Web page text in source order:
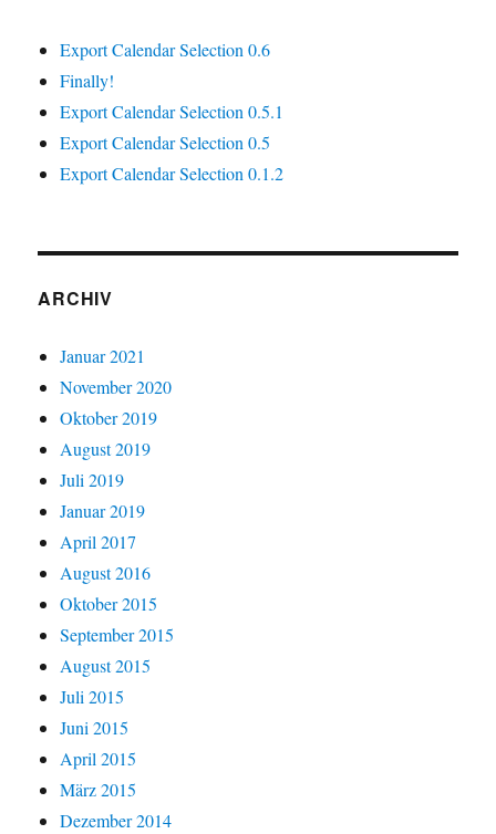
Export Calendar Selection 0.6
Finally!
Export Calendar Selection 0.5.1
Export Calendar Selection 0.5
Export Calendar Selection 0.1.2
ARCHIV
Januar 2021
November 2020
Oktober 2019
August 2019
Juli 2019
Januar 2019
April 2017
August 2016
Oktober 2015
September 2015
August 2015
Juli 2015
Juni 2015
April 2015
März 2015
Dezember 2014